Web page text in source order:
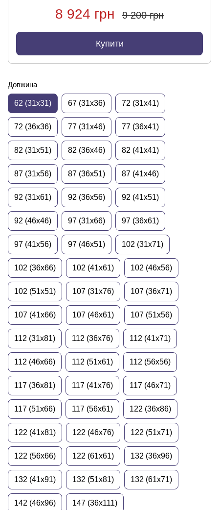
8 924 грн 9 200 грн
Купити
Довжина
62 (31x31) 67 (31x36) 72 (31x41)
72 (36x36) 77 (31x46) 77 (36x41)
82 (31x51) 82 (36x46) 82 (41x41)
87 (31x56) 87 (36x51) 87 (41x46)
92 (31x61) 92 (36x56) 92 (41x51)
92 (46x46) 97 (31x66) 97 (36x61)
97 (41x56) 97 (46x51) 102 (31x71)
102 (36x66) 102 (41x61) 102 (46x56)
102 (51x51) 107 (31x76) 107 (36x71)
107 (41x66) 107 (46x61) 107 (51x56)
112 (31x81) 112 (36x76) 112 (41x71)
112 (46x66) 112 (51x61) 112 (56x56)
117 (36x81) 117 (41x76) 117 (46x71)
117 (51x66) 117 (56x61) 122 (36x86)
122 (41x81) 122 (46x76) 122 (51x71)
122 (56x66) 122 (61x61) 132 (36x96)
132 (41x91) 132 (51x81) 132 (61x71)
142 (46x96) 147 (36x111)